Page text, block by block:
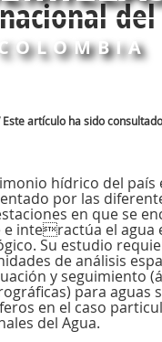
COLOMBIA
del
artículo ha sido
hídrico del país
por las
en que se
interactúa el agua
Su estudio
de análisis
y seguimiento
para aguas
en el caso
del Agua.